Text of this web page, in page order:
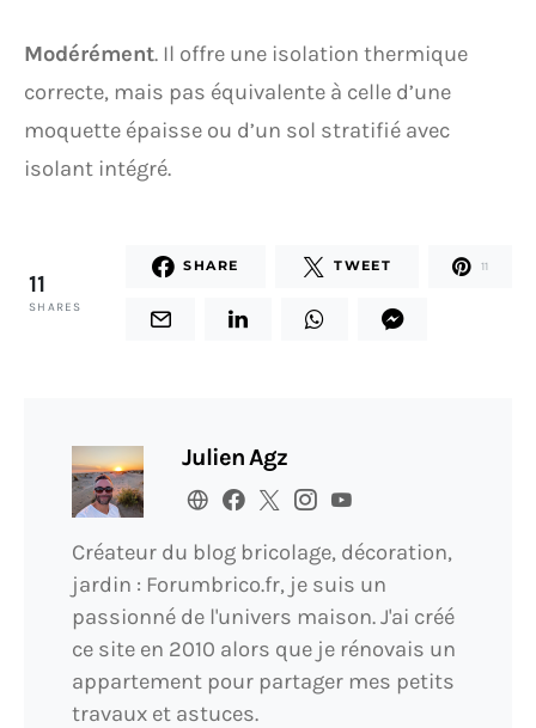
Modérément. Il offre une isolation thermique
correcte, mais pas équivalente à celle d’une
moquette épaisse ou d’un sol stratifié avec
isolant intégré.
11
SHARES
SHARE TWEET 11
Julien Agz
Créateur du blog bricolage, décoration,
jardin : Forumbrico.fr, je suis un
passionné de l'univers maison. J'ai créé
ce site en 2010 alors que je rénovais un
appartement pour partager mes petits
travaux et astuces.